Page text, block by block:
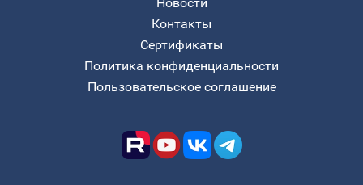
Контакты
Сертификаты
Политика конфиденциальности
Пользовательское соглашение